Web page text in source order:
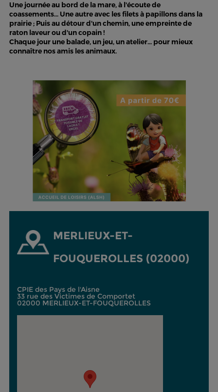
Une journée au bord de la mare, à l'écoute de
coassements... Une autre avec les filets à papillons dans la
prairie ; Puis au détour d'un chemin, une empreinte de
raton laveur ou d'un copain !
Chaque jour une balade, un jeu, un atelier... pour mieux
connaître nos amis les animaux.
MERLIEUX-ET-
FOUQUEROLLES (02000)
CPIE des Pays de l'Aisne
33 rue des Victimes de Comportet
02000 MERLIEUX-ET-FOUQUEROLLES